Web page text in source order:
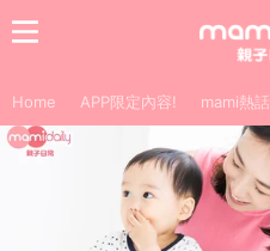
Home APP限定內容! mami熱話